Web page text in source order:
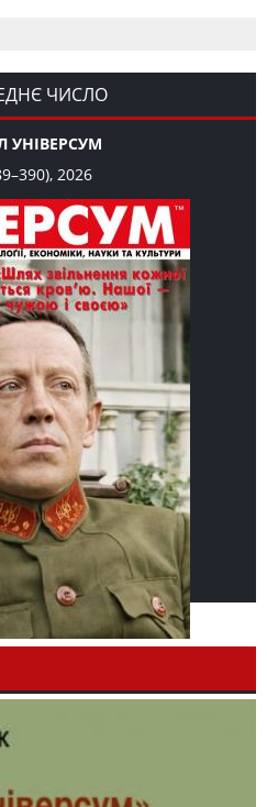
Романчук Журавель і синиця
й тактики
ЧИСЛО
УНІВЕРСУМ
2026